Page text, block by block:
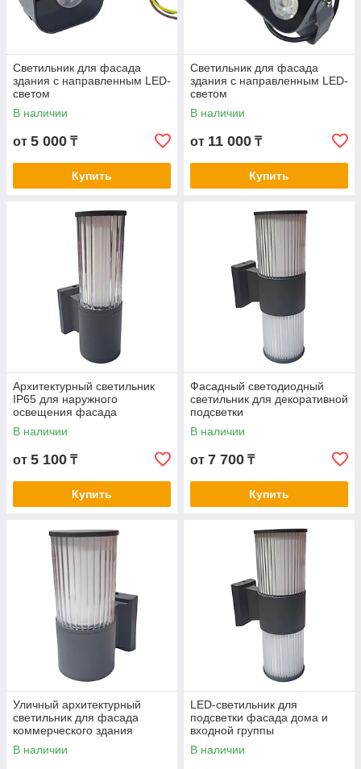
Светильник для фасада
здания с направленным LED-
светом
В наличии
от 5 000 ₸
Купить
Светильник для фасада
здания с направленным LED-
светом
В наличии
от 11 000 ₸
Купить
Архитектурный светильник
IP65 для наружного
освещения фасада
В наличии
от 5 100 ₸
Купить
Фасадный светодиодный
светильник для декоративной
подсветки
В наличии
от 7 700 ₸
Купить
Уличный архитектурный
светильник для фасада
коммерческого здания
В наличии
LED-светильник для
подсветки фасада дома и
входной группы
В наличии